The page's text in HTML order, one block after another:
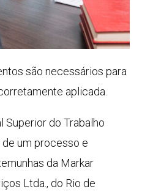
são necessários para
aplicada.
Superior do Trabalho
um processo e
da Markar
Ltda., do Rio de